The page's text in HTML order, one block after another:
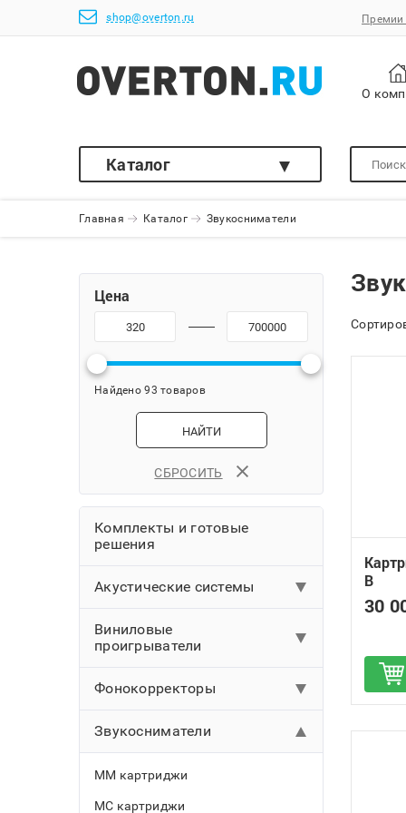
shop@overton.ru Премии
О
Каталог
Главная Каталог Звукосниматели
Цена
Найдено 93 товаров
НАЙТИ
СБРОСИТЬ
Комплекты и готовые
решения
Акустические системы
Напольная акустика
Полочная акустика
Центральные каналы
акустика
Premium
Виниловые
проигрыватели
Проигрыватели винила без
Проигрыватели винила со
звукоснимателем
Проигрыватели винила с
фонокорректором
Фонокорректоры
MM-фонокорректоры
MM/MC-фонокорректоры
Звукосниматели
ММ картриджи
МС картриджи
B
30